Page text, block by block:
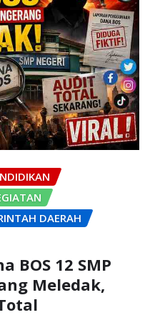
DAERAH
BOS 12 SMP
Meledak,